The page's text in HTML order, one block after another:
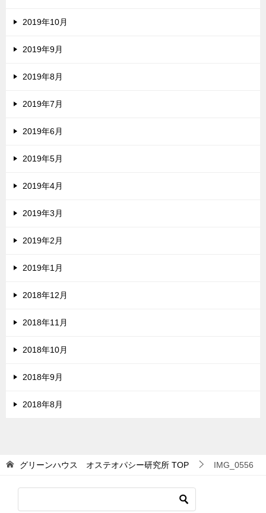
2019年10月
2019年9月
2019年8月
2019年7月
2019年6月
2019年5月
2019年4月
2019年3月
2019年2月
2019年1月
2018年12月
2018年11月
2018年10月
2018年9月
2018年8月
グリーンハウス オステオパシー研究所 TOP IMG_0556